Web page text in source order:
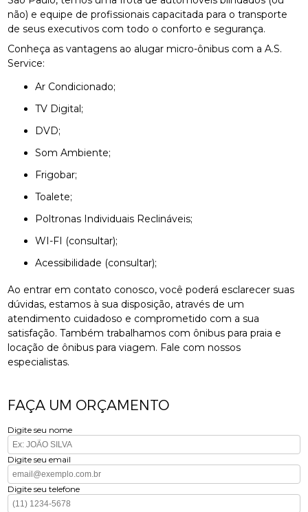
não) e equipe de profissionais capacitada para o transporte
de seus executivos com todo o conforto e segurança.
Conheça as vantagens ao alugar micro-ônibus com a A.S.
Service:
Ar Condicionado;
TV Digital;
DVD;
Som Ambiente;
Frigobar;
Toalete;
Poltronas Individuais Reclináveis;
WI-FI (consultar);
Acessibilidade (consultar);
Ao entrar em contato conosco, você poderá esclarecer suas
dúvidas, estamos à sua disposição, através de um
atendimento cuidadoso e comprometido com a sua
satisfação. Também trabalhamos com ônibus para praia e
locação de ônibus para viagem. Fale com nossos
especialistas.
FAÇA UM ORÇAMENTO
Digite seu nome
Digite seu email
Digite seu telefone